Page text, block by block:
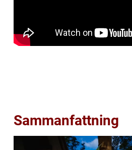
Sammanfattning